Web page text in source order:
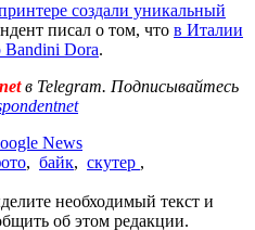
создали уникальный
писал о том, что в Италии
Bandini Dora.
в Telegram. Подписывайтесь
News
, байк, скутер ,
необходимый текст и
об этом редакции.